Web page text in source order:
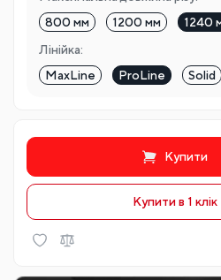
800 мм
1200 мм
1240
Лінійка:
MaxLine
ProLine Solid
Купити
Купити в 1 клiк